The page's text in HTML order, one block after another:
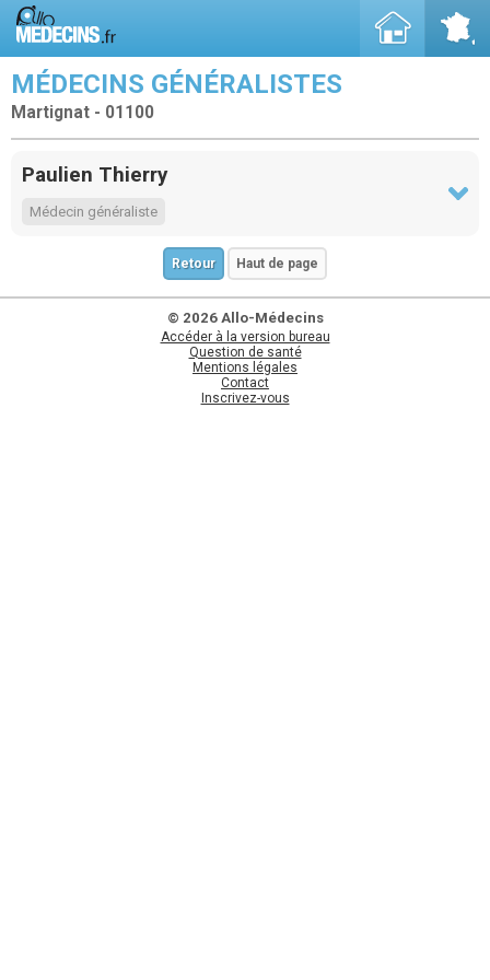
MÉDECINS GÉNÉRALISTES
Martignat - 01100
Paulien Thierry
Médecin généraliste
Retour Haut de page
© 2026 Allo-Médecins
Accéder à la version bureau
Question de santé
Mentions légales
Contact
Inscrivez-vous